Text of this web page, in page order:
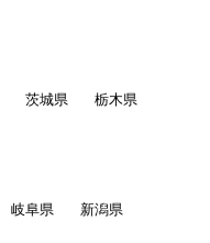
茨城県
栃木県
岐阜県
新潟県